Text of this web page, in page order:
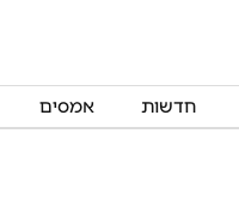
חדשות אמסים